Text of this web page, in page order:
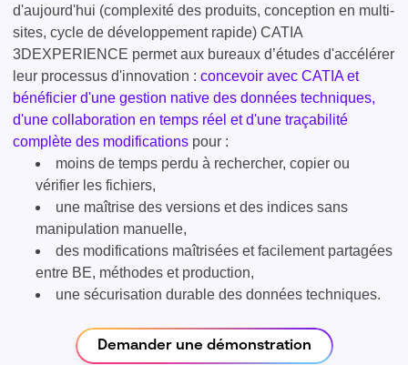
d'aujourd'hui (complexité des produits, conception en multi-
sites, cycle de développement rapide) CATIA
3DEXPERIENCE permet aux bureaux d’études d'accélérer
leur processus d'innovation : concevoir avec CATIA et
bénéficier d'une gestion native des données techniques,
d'une collaboration en temps réel et d'une traçabilité
complète des modifications pour :
moins de temps perdu à rechercher, copier ou
vérifier les fichiers,
une maîtrise des versions et des indices sans
manipulation manuelle,
des modifications maîtrisées et facilement partagées
entre BE, méthodes et production,
une sécurisation durable des données techniques.
Demander une démonstration